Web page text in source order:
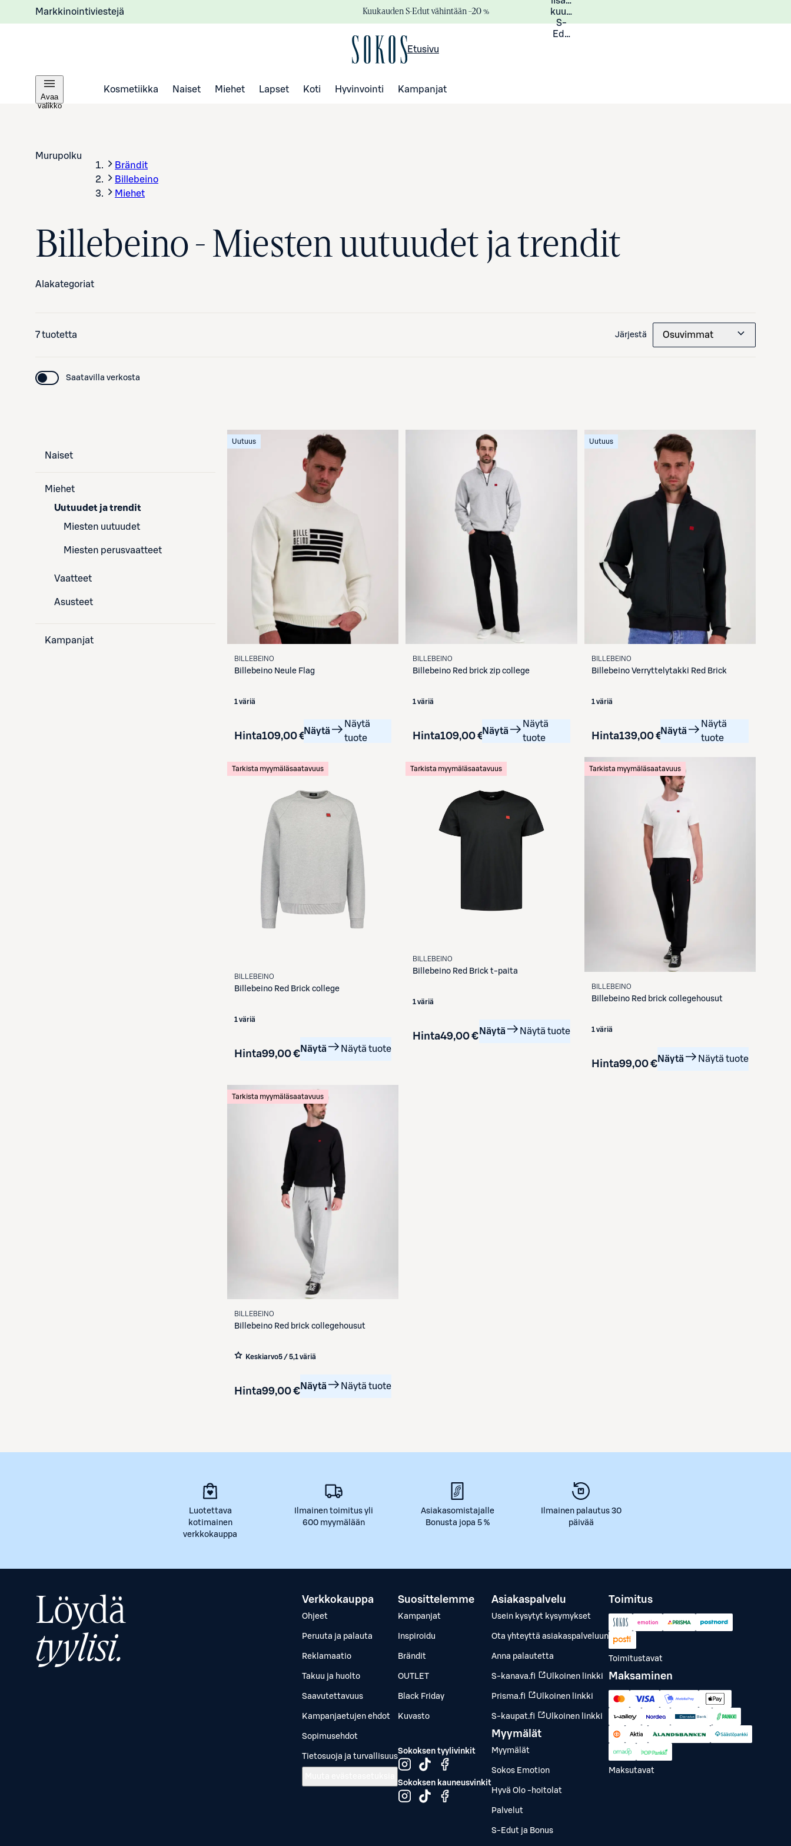
Markkinointiviestejä Kuukauden S-Edut vähintään –20 %
kuukauden
S-
Eduista
Etusivu
Avaa
valikko
Kosmetiikka Naiset Miehet Lapset Koti Hyvinvointi Kampanjat
Murupolku
Brändit
Billebeino
Miehet
Billebeino - Miesten uutuudet ja trendit
Alakategoriat
7 tuotetta Järjestä Osuvimmat
Saatavilla verkosta
Naiset
Miehet
Uutuudet ja trendit
Miesten uutuudet
Miesten perusvaatteet
Vaatteet
Asusteet
Kampanjat
Uutuus
BILLEBEINO
Billebeino Neule Flag
1 väriä
Hinta109,00 €Näytä
Näytä
tuote
BILLEBEINO
Billebeino Red brick zip college
1 väriä
Hinta109,00 €Näytä
Näytä
tuote
Uutuus
BILLEBEINO
Billebeino Verryttelytakki Red Brick
1 väriä
Hinta139,00 €Näytä
Näytä
tuote
Tarkista myymäläsaatavuus
BILLEBEINO
Billebeino Red Brick college
1 väriä
Hinta99,00 €Näytä Näytä tuote
Tarkista myymäläsaatavuus
BILLEBEINO
Billebeino Red Brick t-paita
1 väriä
Hinta49,00 € Näytä Näytä tuote
Tarkista myymäläsaatavuus
BILLEBEINO
Billebeino Red brick collegehousut
1 väriä
Hinta99,00 €Näytä Näytä tuote
Tarkista myymäläsaatavuus
BILLEBEINO
Billebeino Red brick collegehousut
Keskiarvo5 / 5,1 väriä
Hinta99,00 €Näytä Näytä tuote
Luotettava
kotimainen
verkkokauppa
Ilmainen toimitus yli
600 myymälään
Asiakasomistajalle
Bonusta jopa 5 %
Ilmainen palautus 30
päivää
Löydä
tyylisi.
Verkkokauppa
Ohjeet
Peruuta ja palauta
Reklamaatio
Takuu ja huolto
Saavutettavuus
Kampanjaetujen ehdot
Sopimusehdot
Tietosuoja ja turvallisuus
Suosittelemme
Kampanjat
Inspiroidu
Brändit
OUTLET
Black Friday
Kuvasto
Sokoksen tyylivinkit
Sokoksen kauneusvinkit
Asiakaspalvelu
Usein kysytyt kysymykset
Ota yhteyttä asiakaspalveluun
Anna palautetta
S-kanava.fi Ulkoinen linkki
Prisma.fi Ulkoinen linkki
S-kaupat.fi Ulkoinen linkki
Myymälät
Myymälät
Sokos Emotion
Hyvä Olo -hoitolat
Palvelut
S-Edut ja Bonus
Toimitus
Toimitustavat
Maksaminen
Maksutavat